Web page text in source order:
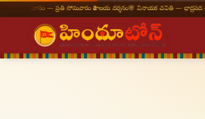
మాసం — ప్రతి సోమవారం శివాలయ దర్శనం🌸 వినాయక చవితి — భాద్రపద శుద్ధ చవితి